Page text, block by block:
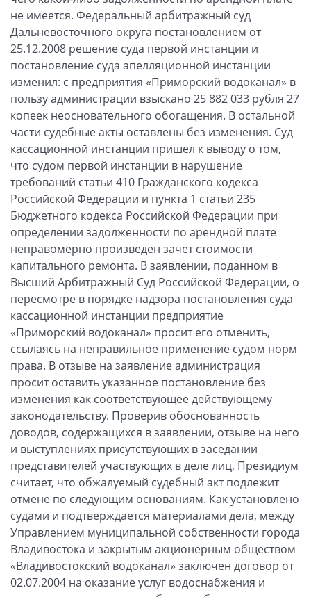
не имеется. Федеральный арбитражный суд
Дальневосточного округа постановлением от
25.12.2008 решение суда первой инстанции и
постановление суда апелляционной инстанции
изменил: с предприятия «Приморский водоканал» в
пользу администрации взыскано 25 882 033 рубля 27
копеек неосновательного обогащения. В остальной
части судебные акты оставлены без изменения. Суд
кассационной инстанции пришел к выводу о том,
что судом первой инстанции в нарушение
требований статьи 410 Гражданского кодекса
Российской Федерации и пункта 1 статьи 235
Бюджетного кодекса Российской Федерации при
определении задолженности по арендной плате
неправомерно произведен зачет стоимости
капитального ремонта. В заявлении, поданном в
Высший Арбитражный Суд Российской Федерации, о
пересмотре в порядке надзора постановления суда
кассационной инстанции предприятие
«Приморский водоканал» просит его отменить,
ссылаясь на неправильное применение судом норм
права. В отзыве на заявление администрация
просит оставить указанное постановление без
изменения как соответствующее действующему
законодательству. Проверив обоснованность
доводов, содержащихся в заявлении, отзыве на него
и выступлениях присутствующих в заседании
представителей участвующих в деле лиц, Президиум
считает, что обжалуемый судебный акт подлежит
отмене по следующим основаниям. Как установлено
судами и подтверждается материалами дела, между
Управлением муниципальной собственности города
Владивостока и закрытым акционерным обществом
«Владивостокский водоканал» заключен договор от
02.07.2004 на оказание услуг водоснабжения и